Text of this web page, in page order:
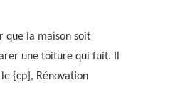
que la maison soit
une toiture qui fuit. Il
{cp], Rénovation